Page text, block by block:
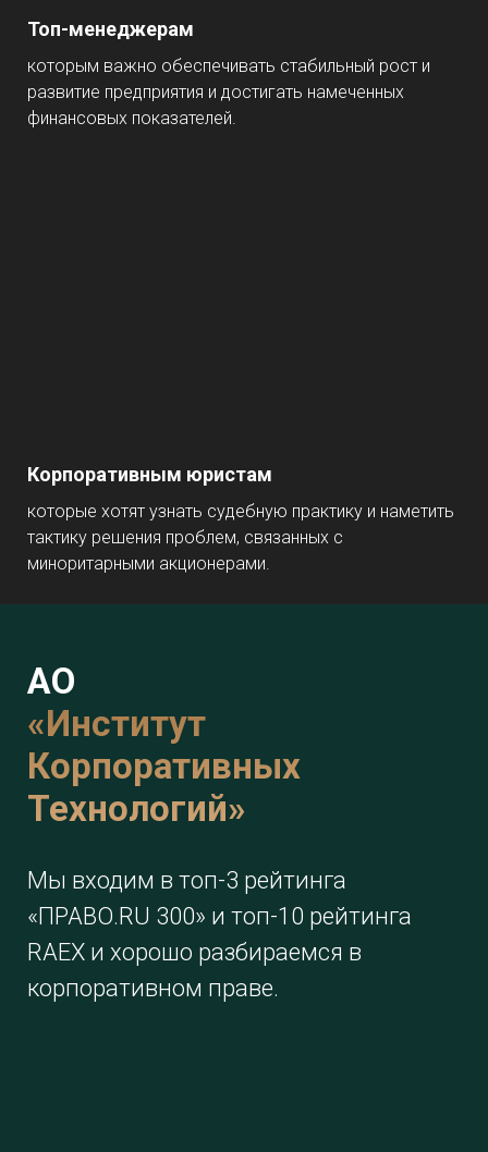
Топ-менеджерам
которым важно обеспечивать стабильный рост и
развитие предприятия и достигать намеченных
финансовых показателей.
Корпоративным юристам
которые хотят узнать судебную практику и наметить
тактику решения проблем, связанных с
миноритарными акционерами.
АО
«Институт
Корпоративных
Технологий»
Мы входим в топ-3 рейтинга
«ПРАВО.RU 300» и топ-10 рейтинга
RAEX и хорошо разбираемся в
корпоративном праве.